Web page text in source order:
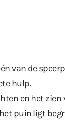
van de
hulp.
en het zien
puin ligt